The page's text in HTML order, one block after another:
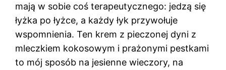
mają w sobie coś terapeutycznego: jedzą się
łyżka po łyżce, a każdy łyk przywołuje
wspomnienia. Ten krem z pieczonej dyni z
mleczkiem kokosowym i prażonymi pestkami
to mój sposób na jesienne wieczory, na